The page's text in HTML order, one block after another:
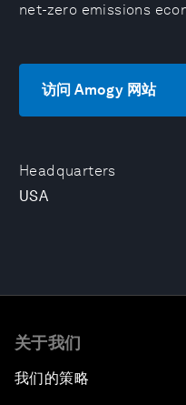
Headquarters
USA
net-zero emissions
访问 Amogy 网站
关于我们
我们的策略